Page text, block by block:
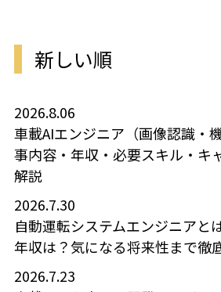
新しい順
2026.8.06
車載AIエンジニア（画像認識・
事内容・年収・必要スキル・キ
解説
2026.7.30
自動運転システムエンジニアと
年収は？気になる将来性まで徹
2026.7.23